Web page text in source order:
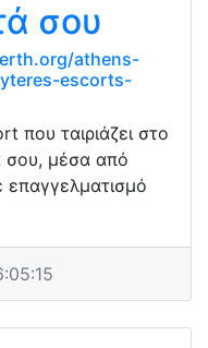
σου
athens-
escorts-
που ταιριάζει στο
σου, μέσα από
επαγγελματισμό